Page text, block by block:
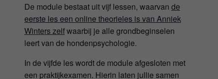
De module bestaat uit vijf lessen, waarvan de
eerste les een online theorieles is van Anniek
Winters zelfwaarbij je alle grondbeginselen
leert van de hondenpsychologie.
In de vijfde les wordt de module afgesloten met
een praktijkexamen. Hierin laten jullie samen